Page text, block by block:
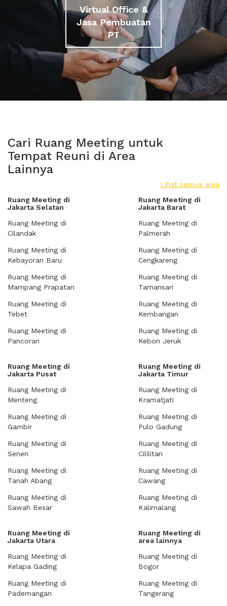
Virtual Office &
Jasa Pembuatan
PT
Cari Ruang Meeting untuk
Tempat Reuni di Area
Lainnya
Lihat semua area
Ruang Meeting di
Jakarta Selatan
Ruang Meeting di
Cilandak
Ruang Meeting di
Kebayoran Baru
Ruang Meeting di
Mampang Prapatan
Ruang Meeting di
Tebet
Ruang Meeting di
Pancoran
Ruang Meeting di
Jakarta Barat
Ruang Meeting di
Palmerah
Ruang Meeting di
Cengkareng
Ruang Meeting di
Tamansari
Ruang Meeting di
Kembangan
Ruang Meeting di
Kebon Jeruk
Ruang Meeting di
Jakarta Pusat
Ruang Meeting di
Menteng
Ruang Meeting di
Gambir
Ruang Meeting di
Senen
Ruang Meeting di
Tanah Abang
Ruang Meeting di
Sawah Besar
Ruang Meeting di
Jakarta Timur
Ruang Meeting di
Kramatjati
Ruang Meeting di
Pulo Gadung
Ruang Meeting di
Cililitan
Ruang Meeting di
Cawang
Ruang Meeting di
Kalimalang
Ruang Meeting di
Jakarta Utara
Ruang Meeting di
Kelapa Gading
Ruang Meeting di
Pademangan
Ruang Meeting di
area lainnya
Ruang Meeting di
Bogor
Ruang Meeting di
Tangerang